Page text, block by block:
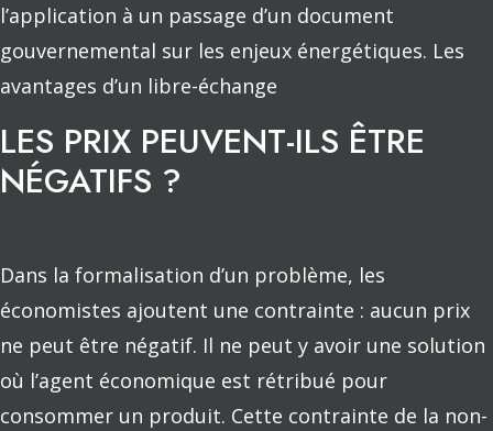
l’application à un passage d’un document
gouvernemental sur les enjeux énergétiques. Les
avantages d’un libre-échange
LES PRIX PEUVENT-ILS ÊTRE
NÉGATIFS ?
Dans la formalisation d’un problème, les
économistes ajoutent une contrainte : aucun prix
ne peut être négatif. Il ne peut y avoir une solution
où l’agent économique est rétribué pour
consommer un produit. Cette contrainte de la non-